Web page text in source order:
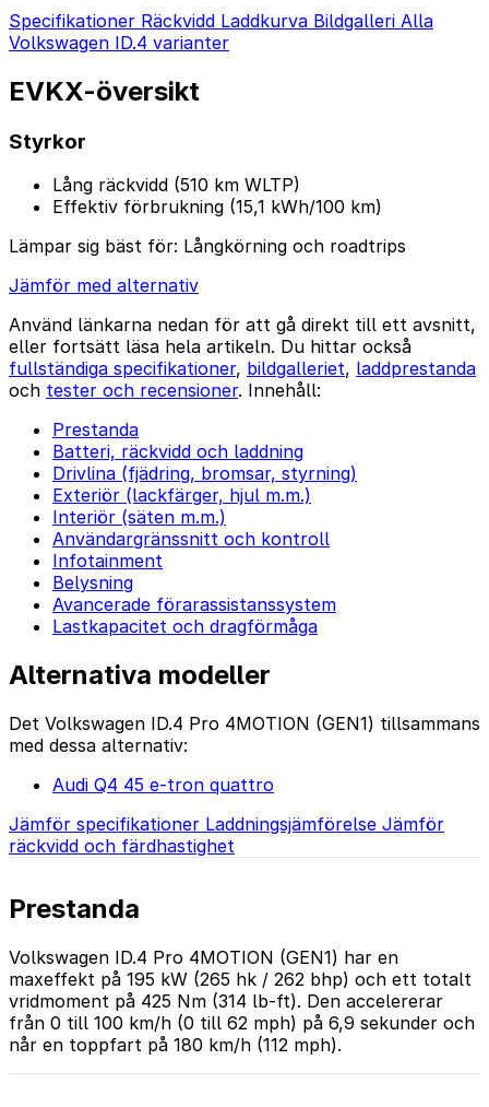
Specifikationer Räckvidd Laddkurva Bildgalleri Alla
Volkswagen ID.4 varianter
EVKX-översikt
Styrkor
Lång räckvidd (510 km WLTP)
Effektiv förbrukning (15,1 kWh/100 km)
Lämpar sig bäst för: Långkörning och roadtrips
Jämför med alternativ
Använd länkarna nedan för att gå direkt till ett avsnitt,
eller fortsätt läsa hela artikeln. Du hittar också
fullständiga specifikationer, bildgalleriet, laddprestanda
och tester och recensioner. Innehåll:
Prestanda
Batteri, räckvidd och laddning
Drivlina (fjädring, bromsar, styrning)
Exteriör (lackfärger, hjul m.m.)
Interiör (säten m.m.)
Användargränssnitt och kontroll
Infotainment
Belysning
Avancerade förarassistanssystem
Lastkapacitet och dragförmåga
Alternativa modeller
Det Volkswagen ID.4 Pro 4MOTION (GEN1) tillsammans
med dessa alternativ:
Audi Q4 45 e-tron quattro
Jämför specifikationer Laddningsjämförelse Jämför
räckvidd och färdhastighet
Prestanda
Volkswagen ID.4 Pro 4MOTION (GEN1) har en
maxeffekt på 195 kW (265 hk / 262 bhp) och ett totalt
vridmoment på 425 Nm (314 lb-ft). Den accelererar
från 0 till 100 km/h (0 till 62 mph) på 6,9 sekunder och
når en toppfart på 180 km/h (112 mph).